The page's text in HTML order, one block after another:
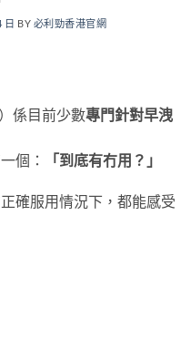
日 BY 必利勁香港官網
係目前少數專門針對早洩
個：
「到底有冇用？」
確服用情況下，都能感受